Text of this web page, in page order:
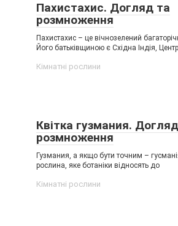
Пахистахис. Догляд та
розмноження
Пахистахис – це вічнозелений
Його батьківщиною є Східна Індія,
Кімнатні рослини
Квітка гузмания.
розмноження
Гузмания, а якщо бути точним –
рослина, яке ботаніки відносять до
Кімнатні рослини